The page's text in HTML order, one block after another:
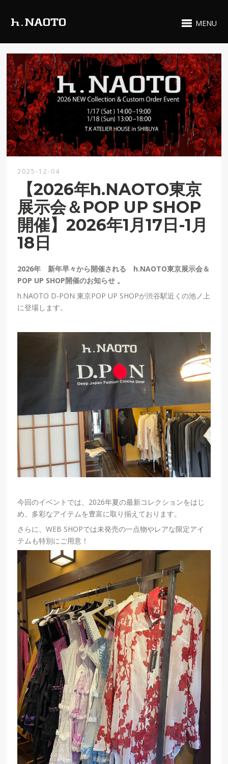
MENU
2025-12-04
【2026年h.NAOTO東京
展示会＆POP UP SHOP
開催】2026年1月17日-1月
18日
2026年 新年早々から開催される h.NAOTO東京展示会＆
POP UP SHOP開催のお知らせ 。
h.NAOTO D-PON 東京POP UP SHOPが渋谷駅近くの池ノ上
に登場します。
今回のイベントでは、2026年夏の最新コレクションをはじ
め、多彩なアイテムを豊富に取り揃えております。
さらに、WEB SHOPでは未発売の一点物やレアな限定アイ
テムも特別にご用意！